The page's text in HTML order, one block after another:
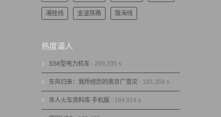
湘桂线 金温铁路 陇海线
热度逼人
SS8型电力机车 - 209,335 s
东风归来：我所经历的南京广雪灾 - 185,359 s
非人火车资料库 手机版 - 184,914 s